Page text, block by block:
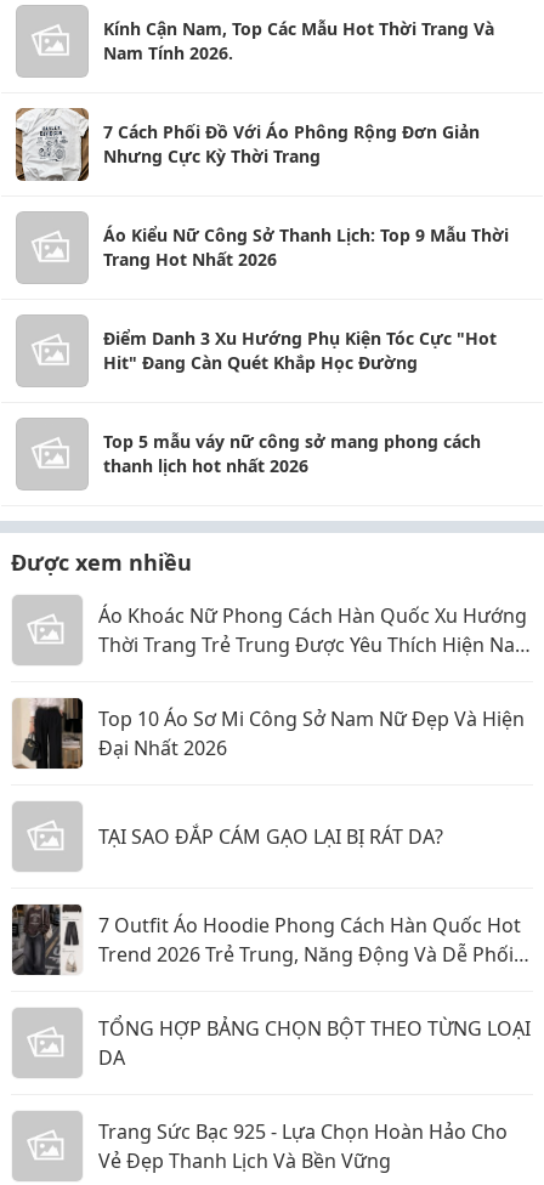
Kính Cận Nam, Top Các Mẫu Hot Thời Trang Và
Nam Tính 2026.
7 Cách Phối Đồ Với Áo Phông Rộng Đơn Giản
Nhưng Cực Kỳ Thời Trang
Áo Kiểu Nữ Công Sở Thanh Lịch: Top 9 Mẫu Thời
Trang Hot Nhất 2026
Điểm Danh 3 Xu Hướng Phụ Kiện Tóc Cực "Hot
Hit" Đang Càn Quét Khắp Học Đường
Top 5 mẫu váy nữ công sở mang phong cách
thanh lịch hot nhất 2026
Được xem nhiều
Áo Khoác Nữ Phong Cách Hàn Quốc Xu Hướng
Thời Trang Trẻ Trung Được Yêu Thích Hiện Nay
Top 10 Áo Sơ Mi Công Sở Nam Nữ Đẹp Và Hiện
Đại Nhất 2026
TẠI SAO ĐẮP CÁM GẠO LẠI BỊ RÁT DA?
7 Outfit Áo Hoodie Phong Cách Hàn Quốc Hot
Trend 2026 Trẻ Trung, Năng Động Và Dễ Phối
TỔNG HỢP BẢNG CHỌN BỘT THEO TỪNG LOẠI
DA
Trang Sức Bạc 925 - Lựa Chọn Hoàn Hảo Cho
Vẻ Đẹp Thanh Lịch Và Bền Vững